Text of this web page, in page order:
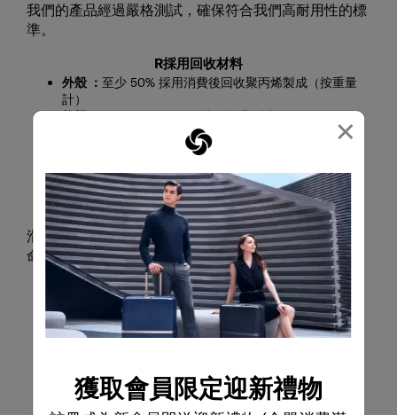
×
獲取會員限定迎新禮物
我們的產品經過嚴格測試，確保符合我們高耐用性的標
準。
R採用回收材料
外殼 ： 至少 50% 採用消費後回收聚丙烯製成（按重量
計）
採用100% 消費後回收 PET 製成（按重量
PET 製成（按重量計）
可維修性
滑輪與拉桿皆採可維修式設計，有助延長產品使用壽
命。